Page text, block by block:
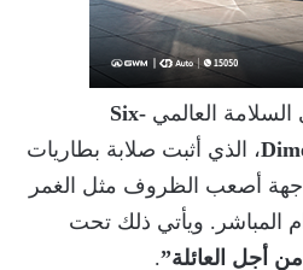
العالمي Six-
، الذي أثبت صلابة بطاريات
أصعب الظروف مثل الغمر
المباشر. ويأتي ذلك تحت
أجل العائلة”.